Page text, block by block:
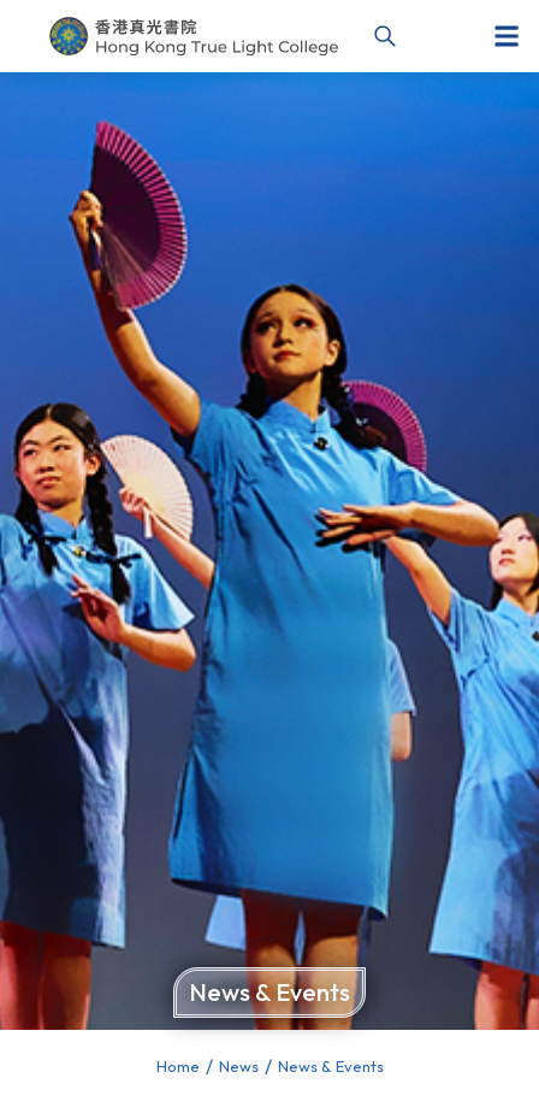
News & Events
Home News News & Events